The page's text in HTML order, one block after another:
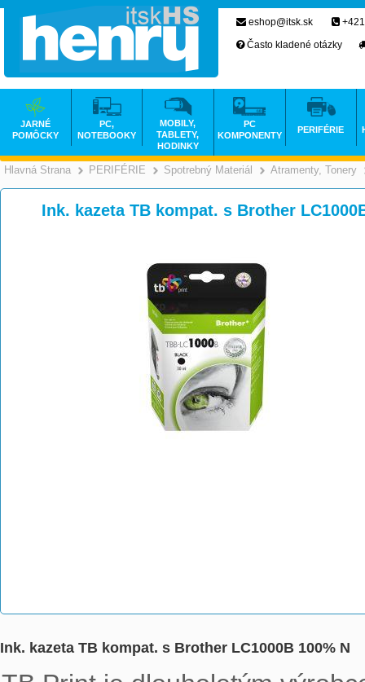
Hlavná Strana >
PERIFÉRIE >
Spotrebný Materiál >
Atramenty, Tonery
Ink. kazeta TB kompat. s Brother
Ink. kazeta TB kompat. s Brother LC1000B 100% N
eshop@itsk.sk
Často kladené otázky
JARNÉ
POMÔCKY
PC,
NOTEBOOKY
MOBILY,
TABLETY,
HODINKY
PC
KOMPONENTY
PERIFÉRIE